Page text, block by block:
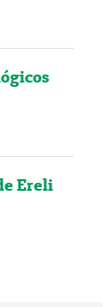
Ereli